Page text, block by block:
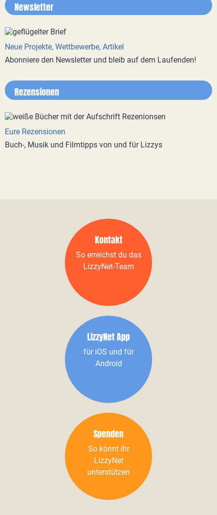
Newsletter
Neue Projekte, Wettbewerbe, Artikel
Abonniere den Newsletter und bleib auf dem Laufenden!
Rezensionen
Eure Rezensionen
Buch-, Musik und Filmtipps von und für Lizzys
Kontakt
So erreichst du das
LizzyNet-Team
LizzyNet App
für iOS und für
Android
Spenden
So könnt ihr
LizzyNet
unterstützen